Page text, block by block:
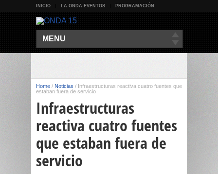
INICIO LA ONDA EVENTOS PROGRAMACIÓN
MENU
Home / Noticias / Infraestructuras reactiva cuatro fuentes que
estaban fuera de servicio
Infraestructuras
reactiva cuatro fuentes
que estaban fuera de
servicio